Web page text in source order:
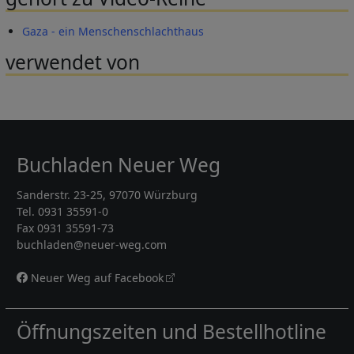
Gaza - ein Menschenschlachthaus
verwendet von
Buchladen Neuer Weg
Sanderstr. 23-25, 97070 Würzburg
Tel. 0931 35591-0
Fax 0931 35591-73
buchladen@neuer-weg.com
Neuer Weg auf Facebook
Öffnungszeiten und Bestellhotline